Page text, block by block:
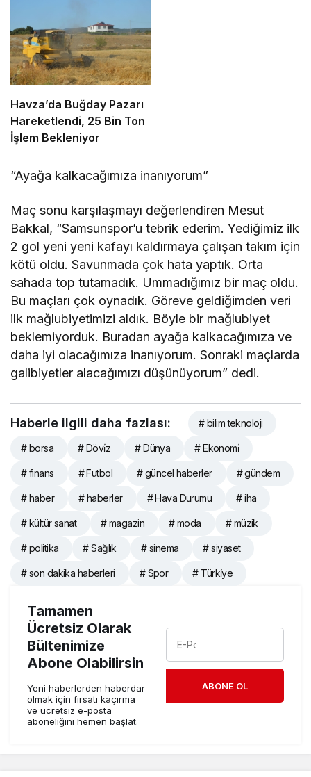
Havza’da Buğday Pazarı
Hareketlendi, 25 Bin Ton
İşlem Bekleniyor
“Ayağa kalkacağımıza inanıyorum”
Maç sonu karşılaşmayı değerlendiren Mesut
Bakkal, “Samsunspor’u tebrik ederim. Yediğimiz ilk
2 gol yeni yeni kafayı kaldırmaya çalışan takım için
kötü oldu. Savunmada çok hata yaptık. Orta
sahada top tutamadık. Ummadığımız bir maç oldu.
Bu maçları çok oynadık. Göreve geldiğimden veri
ilk mağlubiyetimizi aldık. Böyle bir mağlubiyet
beklemiyorduk. Buradan ayağa kalkacağımıza ve
daha iyi olacağımıza inanıyorum. Sonraki maçlarda
galibiyetler alacağımızı düşünüyorum” dedi.
Haberle ilgili daha fazlası: # bilim teknoloji
# borsa # Dövi̇z # Dünya # Ekonomi̇
# finans # Futbol # güncel haberler # gündem
# haber # haberler # Hava Durumu # iha
# kültür sanat # magazin # moda # müzik
# politika # Sağlık # sinema # siyaset
# son dakika haberleri # Spor # Türki̇ye
Tamamen
Ücretsiz Olarak
Bültenimize
Abone Olabilirsin
Yeni haberlerden haberdar
olmak için fırsatı kaçırma
ve ücretsiz e-posta
aboneliğini hemen başlat.
ABONE OL